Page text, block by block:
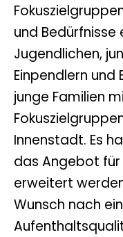
und
Jugendlichen,
Einpendlern
junge Familien
Innenstadt. Es
das Angebot für
erweitert
Wunsch nach